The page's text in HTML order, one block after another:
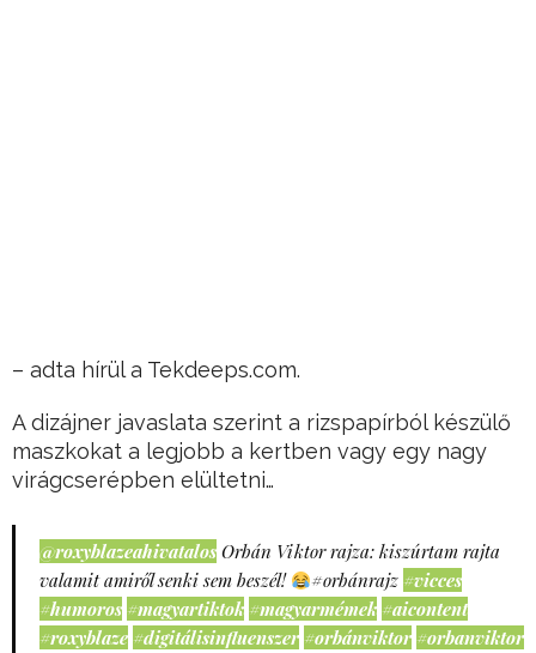
– adta hírül a Tekdeeps.com.
A dizájner javaslata szerint a rizspapírból készülő
maszkokat a legjobb a kertben vagy egy nagy
virágcserépben elültetni…
@roxyblazeahivatalos Orbán Viktor rajza: kiszúrtam rajta
valamit amiről senki sem beszél!
#orbánrajz #vicces
#humoros #magyartiktok #magyarmémek #aicontent
#roxyblaze #digitálisinfluenszer #orbánviktor #orbanviktor